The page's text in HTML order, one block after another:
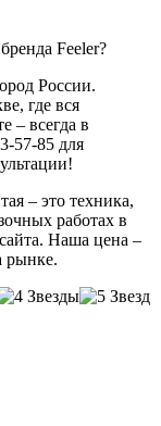
Feeler?
России.
где вся
– всегда в
57-85 для
– это техника,
работах в
Наша цена –
рынке.